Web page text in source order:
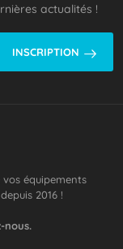
actualités !
INSCRIPTION
équipements
2016 !
nous.